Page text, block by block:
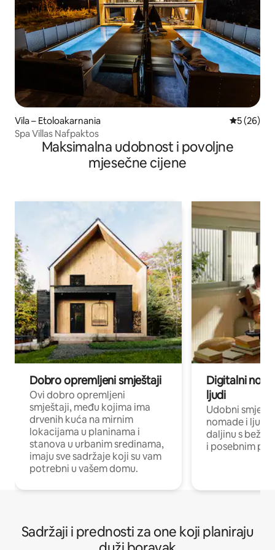
Vila – Etoloakarnania Prosječna
5 (26)
Spa Villas Nafpaktos
Maksimalna udobnost i povoljne
mjesečne cijene
Dobro opremljeni smještaji
Ovi dobro opremljeni
smještaji, među kojima ima
drvenih kuća na mirnim
lokacijama u planinama i
stanova u urbanim sredinama,
imaju sve sadržaje koji su vam
potrebni u vašem domu.
Digitalni
ljudi
Udobni
nomade i ljude
daljinu s
i posebnim
Sadržaji i prednosti za one koji planiraju